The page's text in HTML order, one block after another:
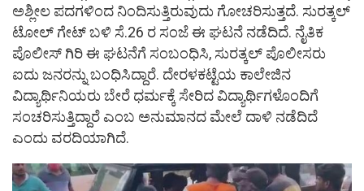
ಅಶ್ಲೀಲ ಪದಗಳಿಂದ ನಿಂದಿಸುತ್ತಿರುವುದು ಗೋಚರಿಸುತ್ತದೆ. ಸುರತ್ಕಲ್
ಟೋಲ್ ಗೇಟ್ ಬಳಿ ಸೆ.26 ರ ಸಂಜೆ ಈ ಘಟನೆ ನಡೆದಿದೆ. ನೈತಿಕ
ಪೊಲೀಸ್ ಗಿರಿ ಈ ಘಟನೆಗೆ ಸಂಬಂಧಿಸಿ, ಸುರತ್ಕಲ್ ಪೊಲೀಸರು
ಐದು ಜನರನ್ನು ಬಂಧಿಸಿದ್ದಾರೆ. ದೇರಳಕಟ್ಟೆಯ ಕಾಲೇಜಿನ
ವಿದ್ಯಾರ್ಥಿನಿಯರು ಬೇರೆ ಧರ್ಮಕ್ಕೆ ಸೇರಿದ ವಿದ್ಯಾರ್ಥಿಗಳೊಂದಿಗೆ
ಸಂಚರಿಸುತ್ತಿದ್ದಾರೆ ಎಂಬ ಅನುಮಾನದ ಮೇಲೆ ದಾಳಿ ನಡೆದಿದೆ
ಎಂದು ವರದಿಯಾಗಿದೆ.